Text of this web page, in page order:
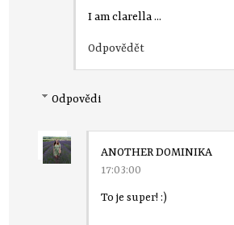
I am clarella ...
Odpovědět
Odpovědi
ANOTHER DOMINIKA
17:03:00
To je super! :)